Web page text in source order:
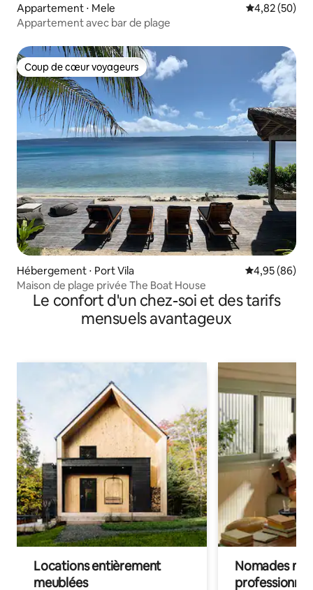
Appartement ⋅ Mele Évaluation
4,82 (50)
Appartement avec bar de plage
Coup de cœur voyageurs
Coup de cœur voyageurs
Hébergement ⋅ Port Vila Évaluation
4,95 (86)
Maison de plage privée The Boat House
Le confort d'un chez-soi et des tarifs
mensuels avantageux
Locations entièrement
meublées
Nomades